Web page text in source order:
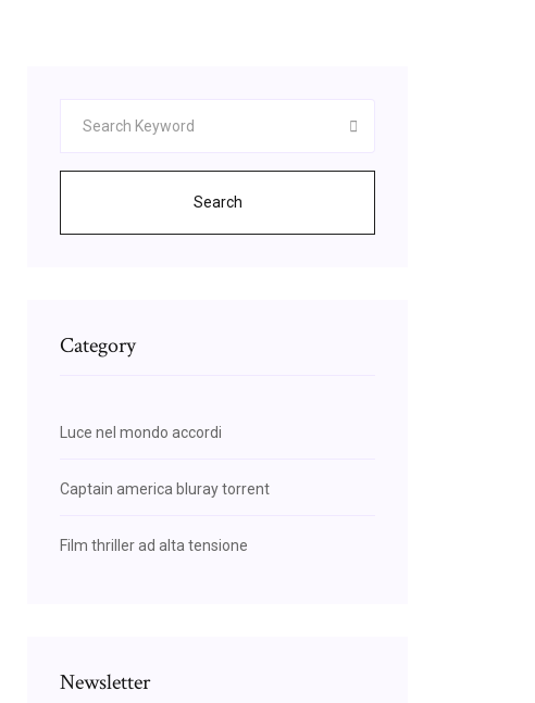
Search
Category
Luce nel mondo accordi
Captain america bluray torrent
Film thriller ad alta tensione
Newsletter